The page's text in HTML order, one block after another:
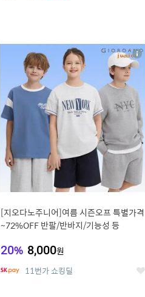
10
[지오다노주니어]여름 시즌오프 특별가격
~72%OFF 반팔/반바지/기능성 등
20% 8,000원
11번가 쇼킹딜 좋
상
세